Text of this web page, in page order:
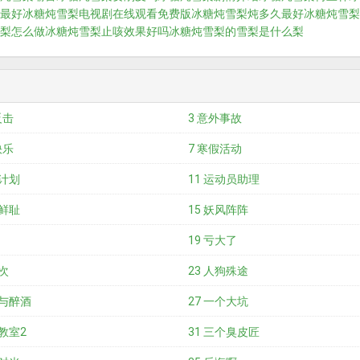
好冰糖炖雪梨电视剧在线观看免费版冰糖炖雪梨炖多久最好冰糖炖雪
怎么做冰糖炖雪梨止咳效果好吗冰糖炖雪梨的雪梨是什么梨
击 3 意外事故
乐 7 寒假活动
划 11 运动员助理
耻 15 妖风阵阵
19 亏大了
23 人狗殊途
醉酒 27 一个大坑
室2 31 三个臭皮匠